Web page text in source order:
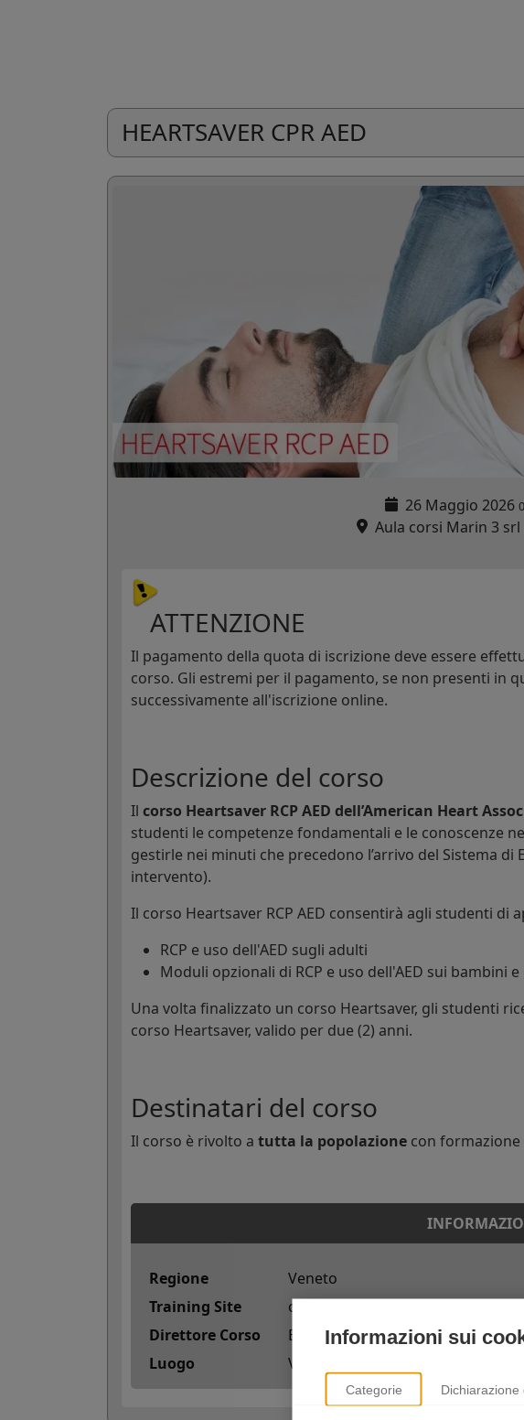
HEARTSAVER CPR AED
26 Maggio 2026
Aula corsi Marin 3 srl
ATTENZIONE
Il pagamento della quota di iscrizione deve essere
corso. Gli estremi per il pagamento, se non presenti in
successivamente all'iscrizione online.
Descrizione del corso
Il corso Heartsaver RCP AED dell’American Heart
studenti le competenze fondamentali e le conoscenze
gestirle nei minuti che precedono l’arrivo del Sistema
intervento).
Il corso Heartsaver RCP AED consentirà agli studenti di
RCP e uso dell'AED sugli adulti
Moduli opzionali di RCP e uso dell'AED sui bambini e
Una volta finalizzato un corso Heartsaver, gli studenti
corso Heartsaver, valido per due (2) anni.
Destinatari del corso
Il corso è rivolto a tutta la popolazione con
Regione
Veneto
Training Site
outsphera for life
Direttore Corso
Enrico Basso
Luogo
Via Pier Santi Mattarella, 23,
Informazioni sui
Categorie Dichiarazione